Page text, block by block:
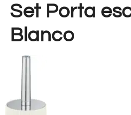
Set Porta
Blanco